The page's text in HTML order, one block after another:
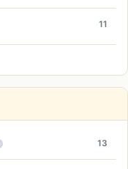
11
13